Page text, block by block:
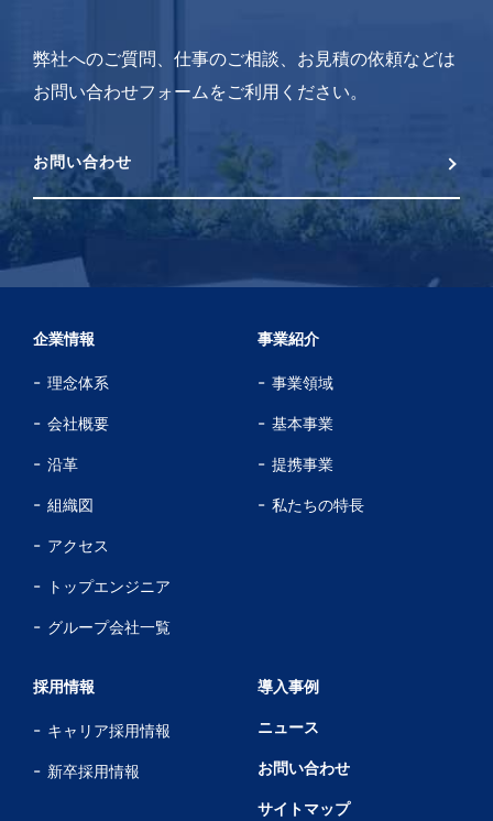
弊社へのご質問、仕事のご相談、お見積の依頼などは
お問い合わせフォームをご利用ください。
お問い合わせ
企業情報
理念体系
会社概要
沿革
組織図
アクセス
トップエンジニア
グループ会社一覧
事業紹介
事業領域
基本事業
提携事業
私たちの特長
採用情報
キャリア採用情報
新卒採用情報
導入事例
ニュース
お問い合わせ
サイトマップ